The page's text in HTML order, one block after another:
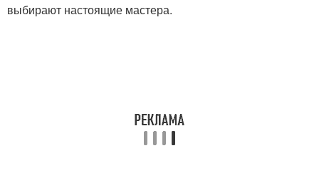
выбирают настоящие мастера.